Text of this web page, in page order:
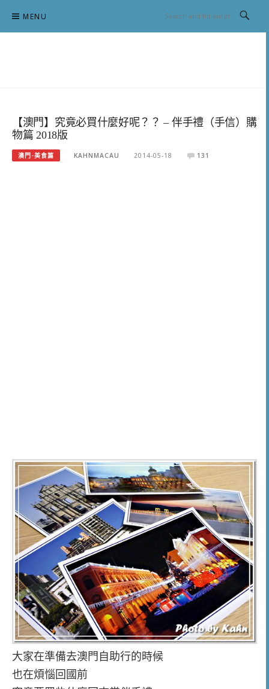
content
MENU
【澳門】究竟必買什麼好呢？？ – 伴手禮（手信）購
物篇 2018版
澳門-美食篇 KAHNMACAU 2014-05-18 131
大家在準備去澳門自助行的時候
也在煩惱回國前